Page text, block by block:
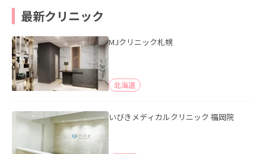
最新クリニック
MJクリニック札幌
北海道
いびきメディカルクリニック 福岡院